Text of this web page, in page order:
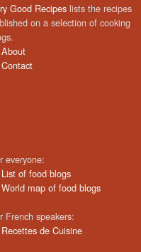
Good Recipes lists the recipes
on a selection of cooking
About
Contact
everyone:
List of food blogs
World map of food blogs
French speakers:
Recettes de Cuisine